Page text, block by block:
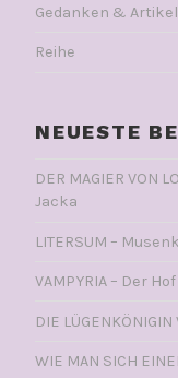
Gedanken & Artikel
Reihe
NEUESTE
DER MAGIER VON
Jacka
LITERSUM –
VAMPYRIA – Der
DIE
WIE MAN SICH